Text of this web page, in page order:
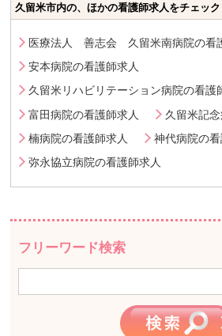
久留米市内の、ほかの看護師求人をチェック
医療法人 善志会 久留米南病院の看
安本病院の看護師求人
久留米リハビリテーション病院の看護
富田病院の看護師求人
久留米記
楠病院の看護師求人
神代病院の看
弥永協立病院の看護師求人
フリーワード検索